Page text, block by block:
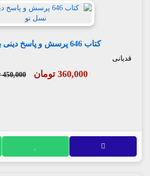
کتاب 646 پرسش و پاسخ دینی با نسل نو
قدیانی
360,000 تومان 450,000 تومان